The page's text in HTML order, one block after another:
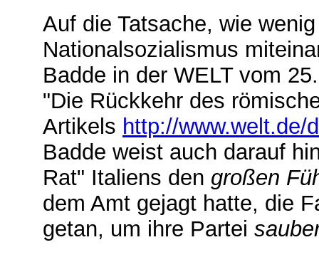
Auf die Tatsache, wie
Nationalsozialismus
Badde in der WELT vom
"Die Rückkehr des
Artikels http://www.welt.de/
Badde weist auch darauf
Rat" Italiens den großen
dem Amt gejagt hatte, die
getan, um ihre Partei